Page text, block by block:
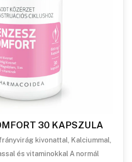
30 KAPSZULA
kivonattal, Kalciummal,
és vitaminokkal A normál